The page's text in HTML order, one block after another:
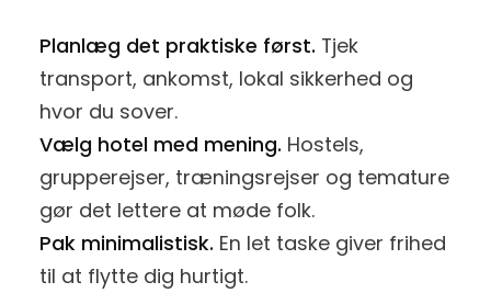
Planlæg det praktiske først. Tjek
transport, ankomst, lokal sikkerhed og
hvor du sover.
Vælg hotel med mening. Hostels,
grupperejser, træningsrejser og temature
gør det lettere at møde folk.
Pak minimalistisk. En let taske giver frihed
til at flytte dig hurtigt.